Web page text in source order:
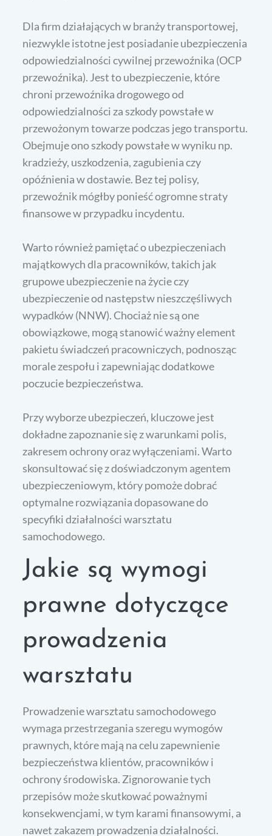
Dla firm działających w branży transportowej,
niezwykle istotne jest posiadanie ubezpieczenia
odpowiedzialności cywilnej przewoźnika (OCP
przewoźnika). Jest to ubezpieczenie, które
chroni przewoźnika drogowego od
odpowiedzialności za szkody powstałe w
przewożonym towarze podczas jego transportu.
Obejmuje ono szkody powstałe w wyniku np.
kradzieży, uszkodzenia, zagubienia czy
opóźnienia w dostawie. Bez tej polisy,
przewoźnik mógłby ponieść ogromne straty
finansowe w przypadku incydentu.
Warto również pamiętać o ubezpieczeniach
majątkowych dla pracowników, takich jak
grupowe ubezpieczenie na życie czy
ubezpieczenie od następstw nieszczęśliwych
wypadków (NNW). Chociaż nie są one
obowiązkowe, mogą stanowić ważny element
pakietu świadczeń pracowniczych, podnosząc
morale zespołu i zapewniając dodatkowe
poczucie bezpieczeństwa.
Przy wyborze ubezpieczeń, kluczowe jest
dokładne zapoznanie się z warunkami polis,
zakresem ochrony oraz wyłączeniami. Warto
skonsultować się z doświadczonym agentem
ubezpieczeniowym, który pomoże dobrać
optymalne rozwiązania dopasowane do
specyfiki działalności warsztatu
samochodowego.
Jakie są wymogi
prawne dotyczące
prowadzenia
warsztatu
Prowadzenie warsztatu samochodowego
wymaga przestrzegania szeregu wymogów
prawnych, które mają na celu zapewnienie
bezpieczeństwa klientów, pracowników i
ochrony środowiska. Zignorowanie tych
przepisów może skutkować poważnymi
konsekwencjami, w tym karami finansowymi, a
nawet zakazem prowadzenia działalności.